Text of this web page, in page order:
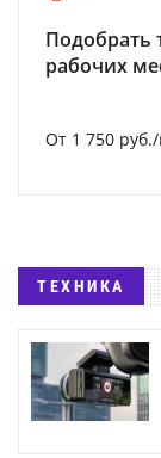
Подобрать
рабочих
От 1 750
ТЕХНИКА